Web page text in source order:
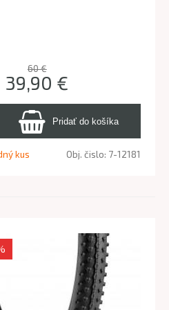
60 €
39,90 €
kus Obj. čislo: 7-12181